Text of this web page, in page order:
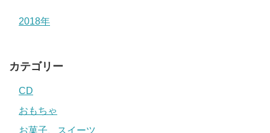
2018年
カテゴリー
CD
おもちゃ
お菓子、スイーツ